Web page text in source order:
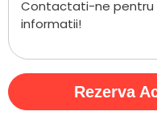
Contactati-ne pentru
informatii!
Rezerva